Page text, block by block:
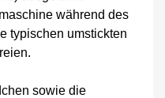
während des
typischen umstickten
sowie die